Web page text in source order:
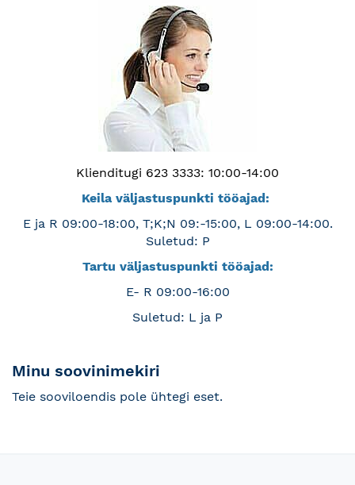
Klienditugi 623 3333: 10:00-14:00
Keila väljastuspunkti tööajad:
E ja R 09:00-18:00, T;K;N 09:-15:00, L 09:00-14:00.
Suletud: P
Tartu väljastuspunkti tööajad:
E- R 09:00-16:00
Suletud: L ja P
Minu soovinimekiri
Teie sooviloendis pole ühtegi eset.